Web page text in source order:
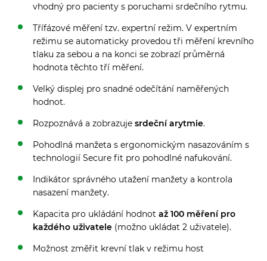
vhodný pro pacienty s poruchami srdečního rytmu.
Třífázové měření tzv. expertní režim. V expertním
režimu se automaticky provedou tři měření krevního
tlaku za sebou a na konci se zobrazí průměrná
hodnota těchto tří měření.
Velký displej pro snadné odečítání naměřených
hodnot.
Rozpoznává a zobrazuje srdeční arytmie.
Pohodlná manžeta s ergonomickým nasazováním s
technologií Secure fit pro pohodlné nafukování.
Indikátor správného utažení manžety a kontrola
nasazení manžety.
Kapacita pro ukládání hodnot až 100 měření pro
každého uživatele (možno ukládat 2 uživatele).
Možnost změřit krevní tlak v režimu host